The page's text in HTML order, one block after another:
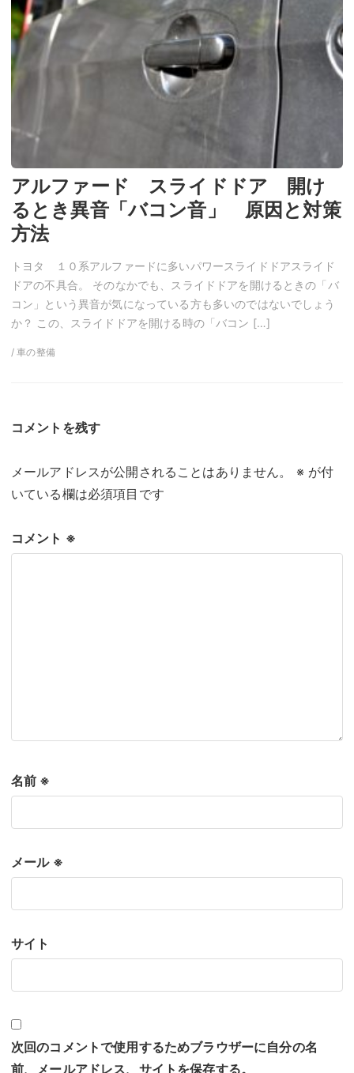
アルファード スライドドア 開け
るとき異音「バコン音」 原因と対策
方法
トヨタ １０系アルファードに多いパワースライドドアスライド
ドアの不具合。 そのなかでも、スライドドアを開けるときの「バ
コン」という異音が気になっている方も多いのではないでしょう
か？ この、スライドドアを開ける時の「バコン […]
/ 車の整備
コメントを残す
メールアドレスが公開されることはありません。 ※が付
いている欄は必須項目です
コメント ※
名前 ※
メール ※
サイト
次回のコメントで使用するためブラウザーに自分の名
前、メールアドレス、サイトを保存する。